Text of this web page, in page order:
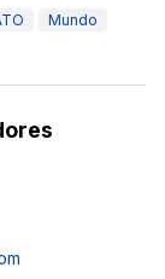
Mundo